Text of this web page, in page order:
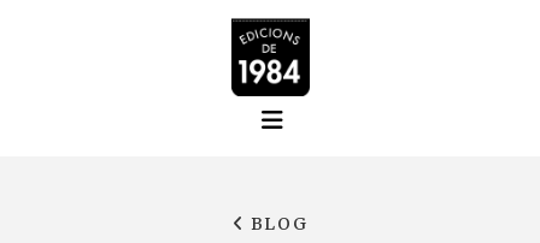
BLOG